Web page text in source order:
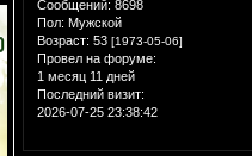
Сообщений: 8698
Пол: Мужской
Возраст: 53 [1973-05-06]
Провел на форуме:
1 месяц 11 дней
Последний визит:
2026-07-25 23:38:42